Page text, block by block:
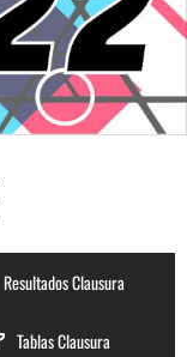
Resultados Clausura
Tablas Clausura